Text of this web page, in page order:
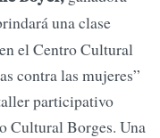
una clase
el Centro Cultural
contra las mujeres”
participativo
Cultural Borges. Una